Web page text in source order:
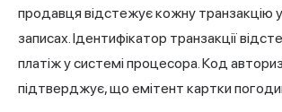
продавця відстежує кожну транзакцію
записах. Ідентифікатор транзакції
платіж у системі процесора. Код
підтверджує, що емітент картки